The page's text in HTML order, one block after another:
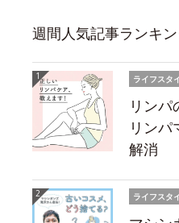
週間人気記事ランキ
ライフスタ
リンパ
リンパ
解消
ライフスタ